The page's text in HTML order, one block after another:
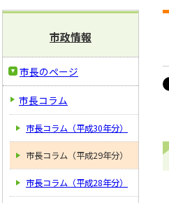
市政情報
市長のページ
市長コラム
市長コラム（平成30年分）
市長コラム（平成29年分）
市長コラム（平成28年分）